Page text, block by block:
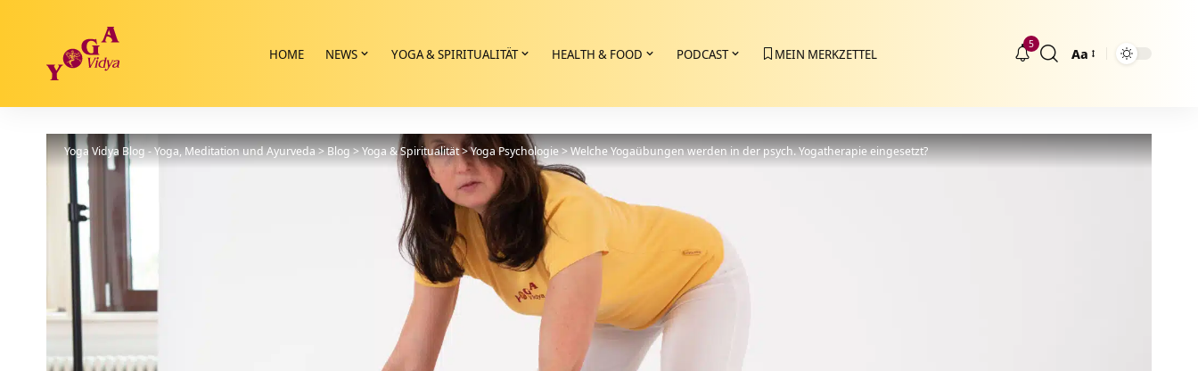
HOME NEWS YOGA & SPIRITUALITÄT HEALTH & FOOD PODCAST MEIN MERKZETTEL
5
Größenänderung
Aa
Yoga Vidya Blog - Yoga, Meditation und Ayurveda>Blog>Yoga & Spiritualität>Yoga Psychologie>Welche Yogaübungen werden in der psych. Yogatherapie eingesetzt?